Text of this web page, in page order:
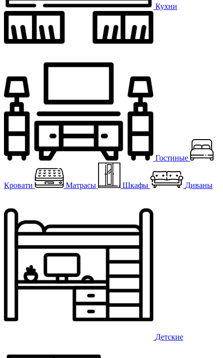
Кухни
Гостиные
Кровати Матрасы Шкафы Диваны
Детские